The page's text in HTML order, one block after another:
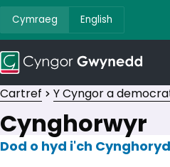
Cymraeg English
Cartref Y Cyngor a
Cynghorwyr
Dod o hyd i'ch
(yn agor mewn tab